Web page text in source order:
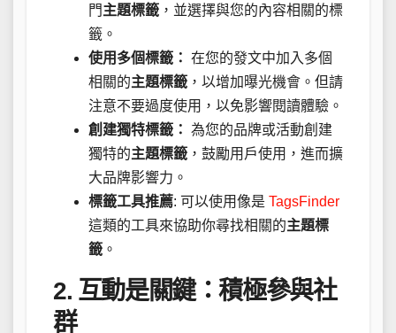
門主題標籤 ，並選擇與您的內容相關的標
籤。
使用多個標籤： 在您的發文中加入多個
相關的主題標籤 ，以增加曝光機會。但請
注意不要過度使用，以免影響閱讀體驗。
創建獨特標籤： 為您的品牌或活動創建
獨特的主題標籤 ，鼓勵用戶使用，進而擴
大品牌影響力。
標籤工具推薦: 可以使用像是 TagsFinder
這類的工具來協助你尋找相關的主題標
籤 。
2. 互動是關鍵：積極參與社
群